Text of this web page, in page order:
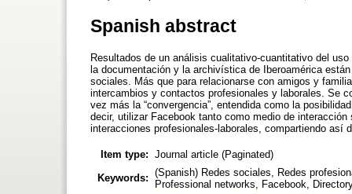
Spanish abstract
Resultados de un análisis cualitativo-cuantitativo del
la documentación y la archivística de Iberoamérica
sociales. Más que para relacionarse con amigos y
intercambios y contactos profesionales y laborales. Se
vez más la “convergencia”, entendida como la
decir, utilizar Facebook tanto como medio de
interacciones profesionales-laborales, compartiendo así
Item type: Journal article (Paginated)
Keywords: (Spanish) Redes sociales, Redes
Professional networks, Facebook,